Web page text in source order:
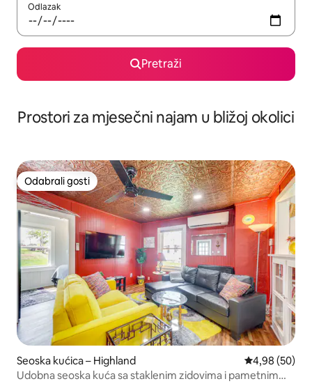
Odlazak
Pretraži
Prostori za mjesečni najam u bližoj okolici
Odabrali gosti
Odabrali gosti
Seoska kućica – Highland Prosječna
4,98 (50)
Udobna seoska kuća sa staklenim zidovima i pametnim